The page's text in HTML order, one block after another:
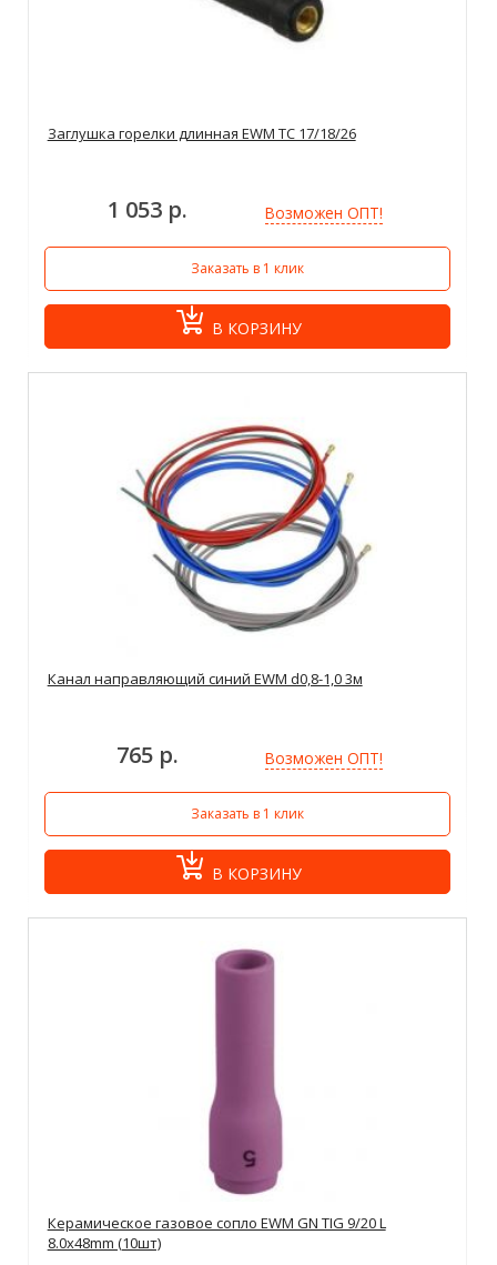
Заглушка горелки длинная EWM TC 17/18/26
1 053 р. Возможен ОПТ!
Заказать в 1 клик
В КОРЗИНУ
Канал направляющий синий EWM d0,8-1,0 3м
765 р. Возможен ОПТ!
Заказать в 1 клик
В КОРЗИНУ
Керамическое газовое сопло EWM GN TIG 9/20 L
8.0x48mm (10шт)